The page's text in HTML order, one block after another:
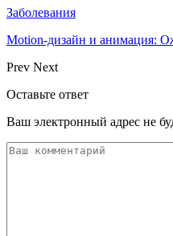
Заболевания
Motion-дизайн и анимация:
Prev Next
Оставьте ответ
Ваш электронный адрес не